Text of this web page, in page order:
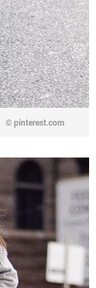
© pinterest.com